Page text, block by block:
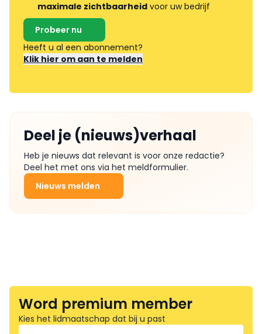
maximale zichtbaarheid voor uw bedrijf
Probeer nu
Heeft u al een abonnement?
Klik hier om aan te melden
Deel je (nieuws)verhaal
Heb je nieuws dat relevant is voor onze redactie?
Deel het met ons via het meldformulier.
Nieuws melden
Word premium member
Kies het lidmaatschap dat bij u past